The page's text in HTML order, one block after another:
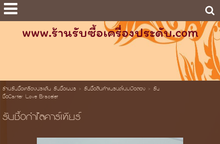
www.ร้านรับซื้อเครื่องประดับ.com
ร้านรับซื้อเครื่องประดับ รับซื้อเพชร> รับซื้อสินค้าแบรนด์เนมมือสอง> รับ
ซื้อCartier Love Bracelet
รับซื้อกำไลคาร์เทียร์